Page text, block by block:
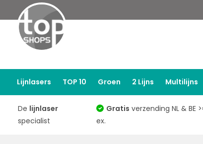
Lijnlasers TOP 10 Groen 2 Lijns Multilijns
De lijnlaser
specialist
Gratis verzending NL & BE
ex.